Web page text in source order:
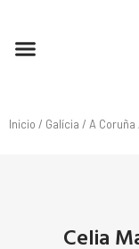
Inicio / Galícia / A Coruña
Celia